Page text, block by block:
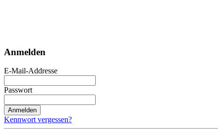
Anmelden
E-Mail-Addresse
Passwort
Anmelden
Kennwort vergessen?